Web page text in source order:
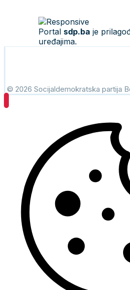
Portal sdp.ba je
uređajima.
© 2026 Socijaldemokratska partija